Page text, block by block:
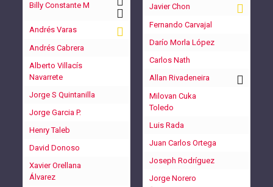
Billy Constante M
Andrés Varas
Andrés Cabrera
Alberto Villacís
Navarrete
Jorge S Quintanilla
Jorge Garcia P.
Henry Taleb
David Donoso
Xavier Orellana
Álvarez
Javier Chon
Fernando Carvajal
Darío Morla López
Carlos Nath
Allan Rivadeneira
Milovan Cuka
Toledo
Luis Rada
Juan Carlos Ortega
Joseph Rodríguez
Jorge Norero